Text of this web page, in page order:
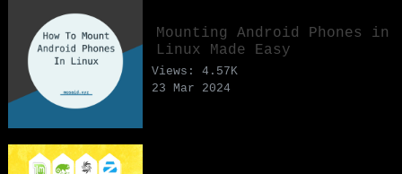
Mounting Android Phones in
Linux Made Easy
Views: 4.57K
23 Mar 2024